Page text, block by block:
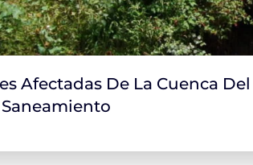
Afectadas De La Cuenca